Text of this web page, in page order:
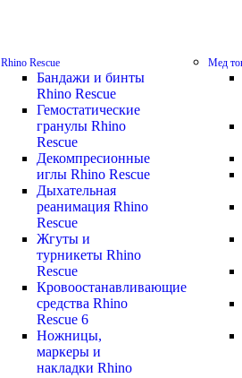
Rhino Rescue
Бандажи и бинты
Rhino Rescue
Гемостатические
гранулы Rhino
Rescue
Декомпресионные
иглы Rhino Rescue
Дыхательная
реанимация Rhino
Rescue
Жгуты и
турникеты Rhino
Rescue
Кровоостанавливающие
средства Rhino
Rescue 6
Ножницы,
маркеры и
накладки Rhino
Мед